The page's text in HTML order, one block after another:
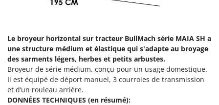
Fours électriques
Fraises rotatives pour tracteur
Friteuses sans huile
G
Générateurs d'air chaud
Godets à terre basculants pour tracteur
DeWalt
Diavola Pro
Diesse
Docma
Dominion
Dreame
Le broyeur horizontal sur tracteur BullMach série MAIA SH a
une structure médium et élastique qui s'adapte au broyage
des sarments légers, herbes et petits arbustes.
Broyeur de série médium, conçu pour un usage domestique.
Il est équipé de déport manuel, 3 courroies de transmission
et d’un rouleau arrière.
DONNÉES TECHNIQUES (en résumé):